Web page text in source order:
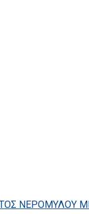
ΝΕΡΟΜΥΛΟΥ